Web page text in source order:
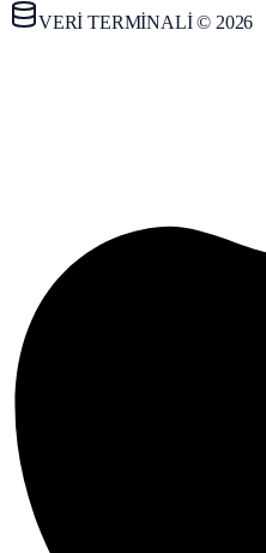
VERİ TERMİNALİ © 2026